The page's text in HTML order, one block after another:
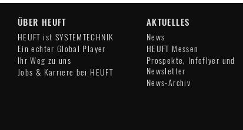
ÜBER HEUFT
HEUFT ist SYSTEMTECHNIK
Ein echter Global Player
Ihr Weg zu uns
Jobs & Karriere bei HEUFT
AKTUELLES
News
HEUFT Messen
Prospekte, Infoflyer und
Newsletter
News-Archiv